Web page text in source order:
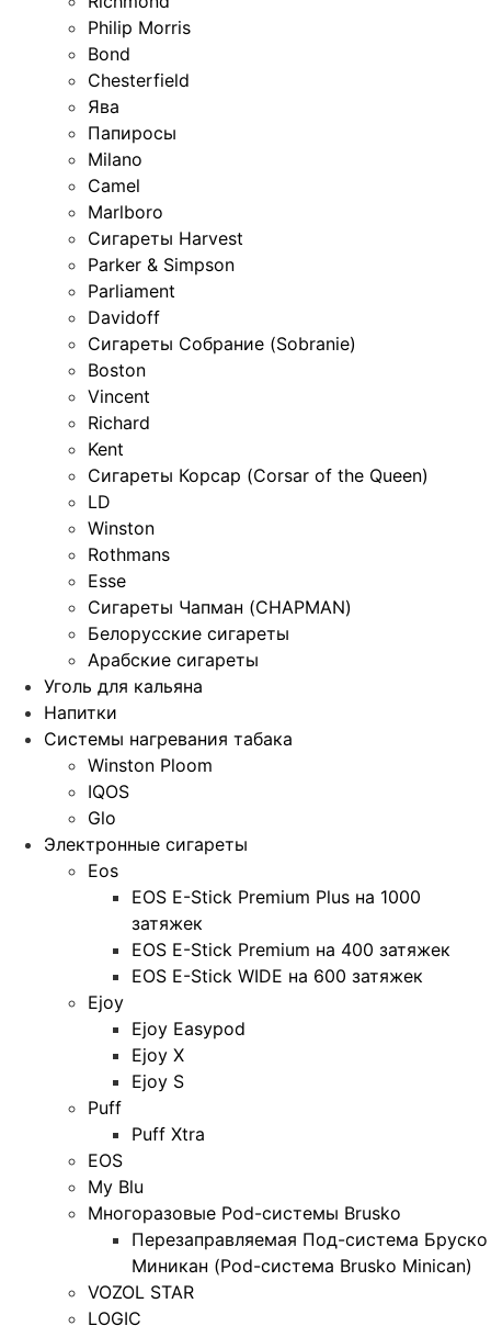
Philip Morris
Bond
Chesterfield
Ява
Папиросы
Milano
Camel
Marlboro
Сигареты Harvest
Parker & Simpson
Parliament
Davidoff
Сигареты Собрание (Sobranie)
Boston
Vincent
Richard
Kent
Сигареты Корсар (Corsar of the Queen)
LD
Winston
Rothmans
Esse
Сигареты Чапман (CHAPMAN)
Белорусские сигареты
Арабские сигареты
Уголь для кальяна
Напитки
Системы нагревания табака
Winston Ploom
IQOS
Glo
Электронные сигареты
Eos
EOS E-Stick Premium Plus на 1000
затяжек
EOS E-Stick Premium на 400 затяжек
EOS E-Stick WIDE на 600 затяжек
Ejoy
Ejoy Easypod
Ejoy X
Ejoy S
Puff
Puff Xtra
EOS
My Blu
Многоразовые Pod-системы Brusko
Перезаправляемая Под-система Бруско
Миникан (Pod-система Brusko Minican)
VOZOL STAR
LOGIC